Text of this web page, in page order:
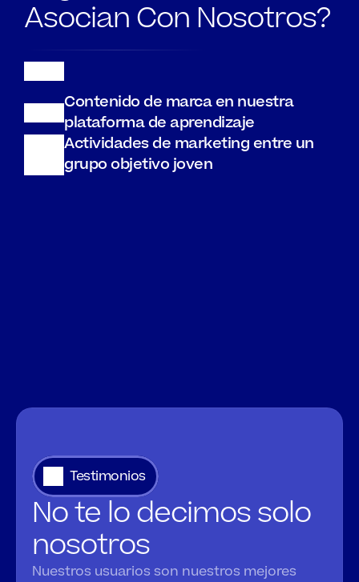
Asocian Con Nosotros?
Contenido de marca en nuestra
plataforma de aprendizaje
Actividades de marketing entre un
grupo objetivo joven
Testimonios
No te lo decimos solo
nosotros
Nuestros usuarios son nuestros mejores